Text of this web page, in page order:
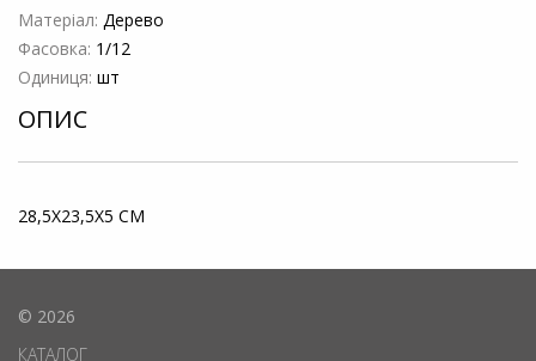
Матеріал: Дерево
Фасовка: 1/12
Одиниця: шт
ОПИС
28,5Х23,5X5 СМ
© 2026
КАТАЛОГ